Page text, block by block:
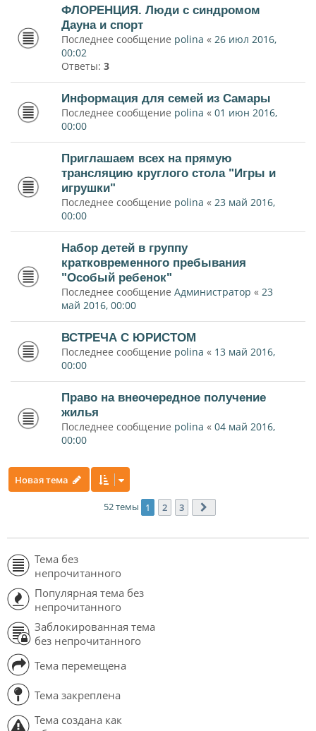
ФЛОРЕНЦИЯ. Люди с синдромом
Дауна и спорт
Последнее сообщение polina « 26 июл 2016,
00:02
Ответы: 3
Информация для семей из Самары
Последнее сообщение polina « 01 июн 2016,
00:00
Приглашаем всех на прямую
трансляцию круглого стола "Игры и
игрушки"
Последнее сообщение polina « 23 май 2016,
00:00
Набор детей в группу
кратковременного пребывания
"Особый ребенок"
Последнее сообщение Администратор « 23
май 2016, 00:00
ВСТРЕЧА С ЮРИСТОМ
Последнее сообщение polina « 13 май 2016,
00:00
Право на внеочередное получение
жилья
Последнее сообщение polina « 04 май 2016,
00:00
Новая тема
52 темы 1 2 3
Тема без
непрочитанного
Популярная тема без
непрочитанного
Заблокированная тема
без непрочитанного
Тема перемещена
Тема закреплена
Тема создана как